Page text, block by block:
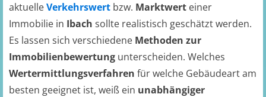
aktuelleVerkehrswert bzw. Marktwert einer
Immobilie in Ibach sollte realistisch geschätzt werden.
Es lassen sich verschiedene Methoden zur
Immobilienbewertung unterscheiden. Welches
Wertermittlungsverfahren für welche Gebäudeart am
besten geeignet ist, weiß ein unabhängiger